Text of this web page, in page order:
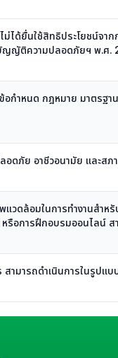
ด้ยื่นใช้สิทธิประโยชน์จา
ญญัติความปลอดภัยฯ พ.ศ.
ำหนด กฎหมาย มาตรฐ
ดภัย อาชีวอนามัย และสภ
ล้อมในการทำงานสำหรั
รือการฝึกอบรมออนไลน์ ส
ามารถดำเนินการในรูปแ